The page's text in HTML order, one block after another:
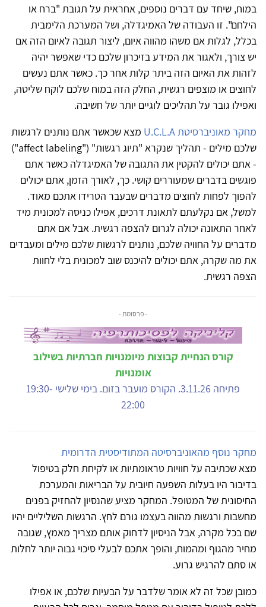
במוח, שיחד עם דברים נוספים, אחראית על תגובת "ברח או
הילחם". זו העבודה של האמיגדלה, ושל המערכת הלימבית
בכלל, לגלות אם משהו מהווה איום, ליצור תגובה לאיום הזה אם
יש צורך, ולאגור את המידע בזיכרון שלכם כדי שאפשר יהיה
לזהות את האיום הזה ביתר קלות אחר כך. כאשר אתם נעשים
לחוצים או מוצפים רגשית, החלק הזה במוח שלכם לוקח שליטה,
ואפילו גובר על תהליכים לוגיים יותר של חשיבה.
מחקר מאוניברסיטת U.C.L.A
מצא שכאשר אתם נותנים לרגשות
שלכם מילים - תהליך שנקרא "תיוג רגשות" ("affect labeling")
- אתם יכולים להקטין את התגובה של האמיגדלה כאשר אתם
פוגשים בדברים שמעוררים קושי. כך, לאורך הזמן, אתם יכולים
להפוך לפחות לחוצים מדברים שבעבר הטרידו אתכם מאוד.
למשל, אם נקלעתם לתאונת דרכים, אפילו כניסה למכונית מיד
לאחר התאונה יכולה לגרום להצפה רגשית. אבל אם אתם
מדברים על החוויה שלכם, נותנים לרגשות שלכם מילים ומעבדים
את מה שקרה, אתם יכולים להיכנס שוב למכונית בלי לחוות
הצפה רגשית.
- פרסומת -
קורס הנחיית קבוצות מיומנויות חברתיות בשילוב
אומנויות
פתיחה 3.11.26. הקורס מועבר בזום. בימי שלישי 19:30-
22:00
מחקר נוסף מהאוניברסיטה המתודיסטית הדרומית
מצא שכתיבה על חוויות טראומתיות או לקיחת חלק בטיפול
בדיבור היו בעלות השפעה חיובית על הבריאות והמערכת
החיסונית של המטופל. המחקר מציע שהנסיון להחזיק בפנים
מחשבות ורגשות מהווה בעצמו גורם לחץ. הרגשות השליליים יהיו
שם בכל מקרה, אבל הניסיון לדחוק אותם מצריך מאמץ, שגובה
מחיר מהגוף ומהמוח, והופך אתכם לבעלי סיכוי גבוה יותר לחלות
או סתם להרגיש גרוע.
כמובן שכל זה לא אומר שלדבר על הבעיות שלכם, או אפילו